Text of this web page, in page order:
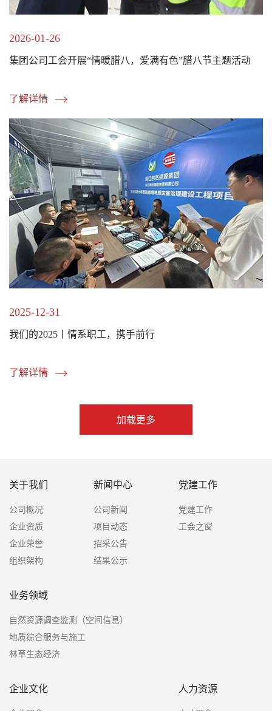
2026-01-26
集团公司工会开展“情暖腊八，爱满有色”腊八节主题活动
了解详情
2025-12-31
我们的2025丨情系职工，携手前行
了解详情
加载更多
关于我们
公司概况
企业资质
企业荣誉
组织架构
新闻中心
公司新闻
项目动态
招采公告
结果公示
党建工作
党建工作
工会之窗
业务领域
自然资源调查监测（空间信息）
地质综合服务与施工
林草生态经济
企业文化 人力资源